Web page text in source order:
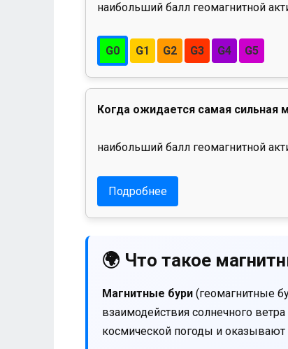
наибольший балл геомагнитной
G0 G1 G2 G3 G4 G5
Когда ожидается самая сильная
наибольший балл геомагнитной
Подробнее
🌍 Что такое
Магнитные бури (геомагнитные
взаимодействия солнечного
космической погоды и оказывают